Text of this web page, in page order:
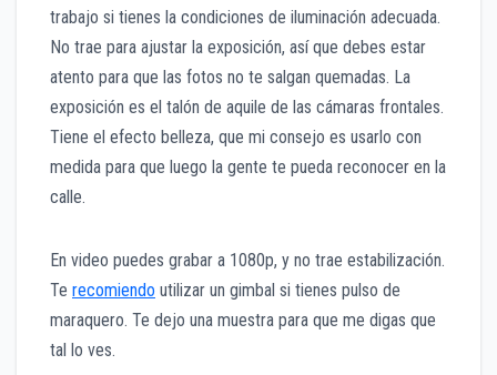
trabajo si tienes la condiciones de iluminación adecuada.
No trae para ajustar la exposición, así que debes estar
atento para que las fotos no te salgan quemadas. La
exposición es el talón de aquile de las cámaras frontales.
Tiene el efecto belleza, que mi consejo es usarlo con
medida para que luego la gente te pueda reconocer en la
calle.
En video puedes grabar a 1080p, y no trae estabilización.
Te recomiendo utilizar un gimbal si tienes pulso de
maraquero. Te dejo una muestra para que me digas que
tal lo ves.